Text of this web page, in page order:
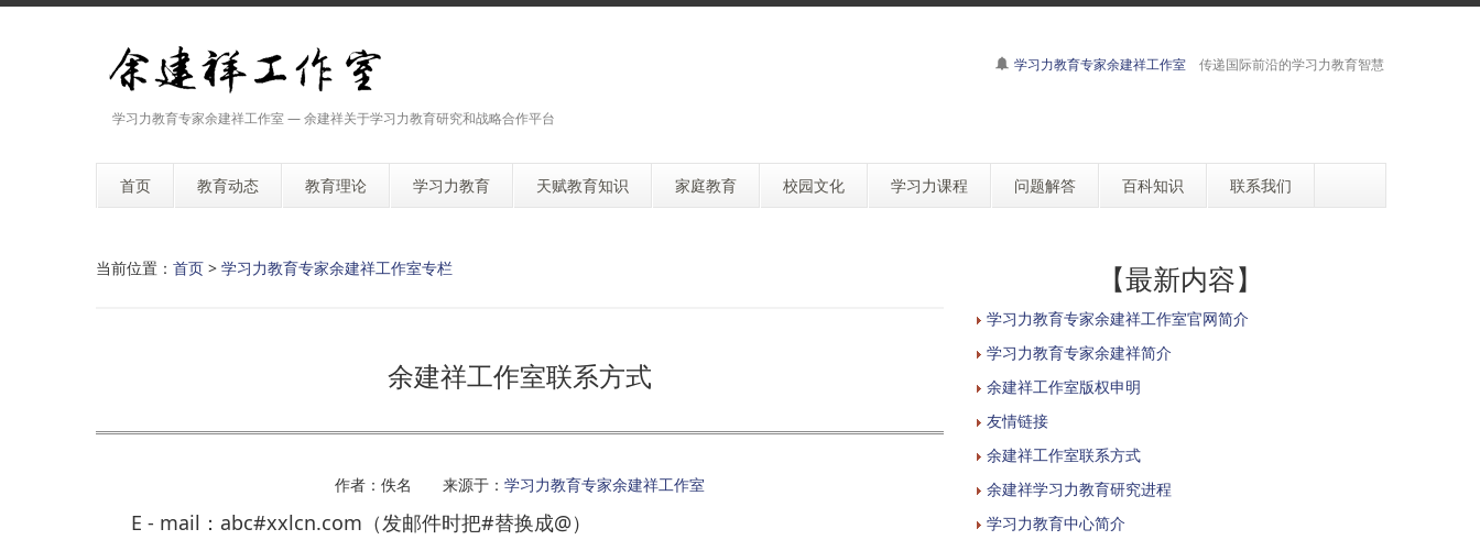
学习力教育专家余建祥工作室 — 余建祥关于学习力教育研究和战略合作平台
学习力教育专家余建祥工作室 传递国际前沿的学习力教育智慧
首页 教育动态 教育理论 学习力教育 天赋教育知识 家庭教育 校园文化 学习力课程 问题解答 百科知识 联系我们
当前位置： 首页 > 学习力教育专家余建祥工作室专栏
余建祥工作室联系方式
作者：佚名 来源于： 学习力教育专家余建祥工作室
E - mail：abc#xxlcn.com（发邮件时把#替换成@）
【最新内容】
学习力教育专家余建祥工作室官网简介
学习力教育专家余建祥简介
余建祥工作室版权申明
友情链接
余建祥工作室联系方式
余建祥学习力教育研究进程
学习力教育中心简介